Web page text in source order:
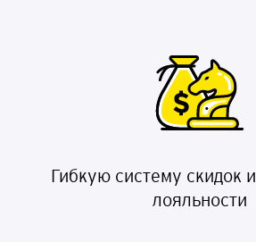
Гибкую систему скидок
лояльности